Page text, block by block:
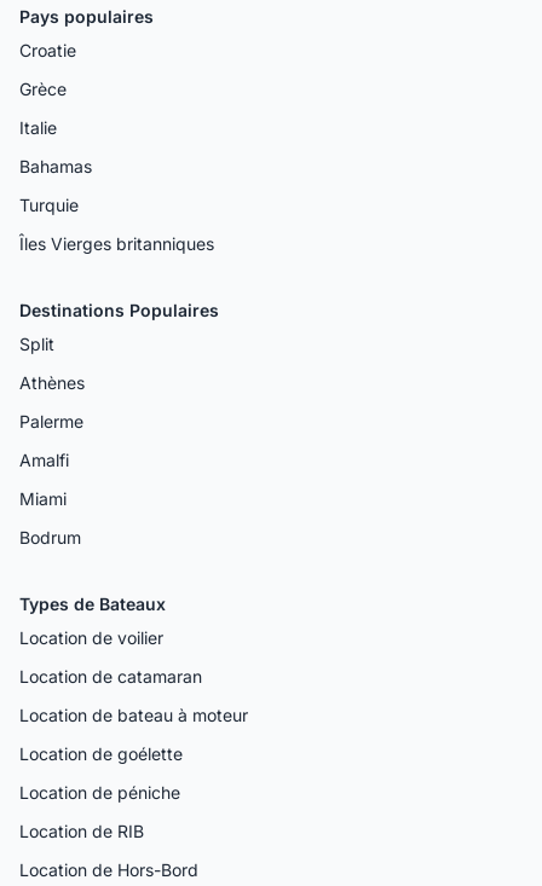
Pays populaires
Croatie
Grèce
Italie
Bahamas
Turquie
Îles Vierges britanniques
Destinations Populaires
Split
Athènes
Palerme
Amalfi
Miami
Bodrum
Types de Bateaux
Location de voilier
Location de catamaran
Location de bateau à moteur
Location de goélette
Location de péniche
Location de RIB
Location de Hors-Bord